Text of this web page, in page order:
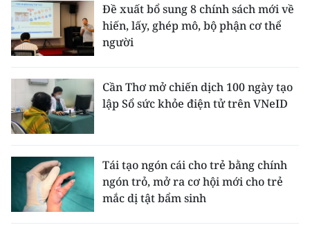
Đề xuất bổ sung 8 chính sách mới về
hiến, lấy, ghép mô, bộ phận cơ thể
người
Cần Thơ mở chiến dịch 100 ngày tạo
lập Sổ sức khỏe điện tử trên VNeID
Tái tạo ngón cái cho trẻ bằng chính
ngón trỏ, mở ra cơ hội mới cho trẻ
mắc dị tật bẩm sinh